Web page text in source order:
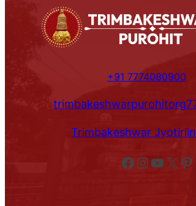
+91 7774080900
Trimbakeshwar
Facebook InstagramYouTube X Pinterest